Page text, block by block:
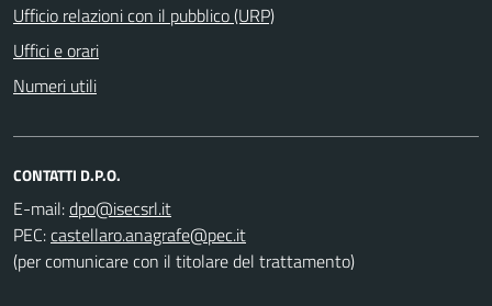
Ufficio relazioni con il pubblico (URP)
Uffici e orari
Numeri utili
CONTATTI D.P.O.
E-mail:
PEC:
(per comunicare con il titolare del trattamento)